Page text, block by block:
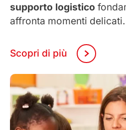
supporto logistico
affronta momenti delicati.
Scopri di più